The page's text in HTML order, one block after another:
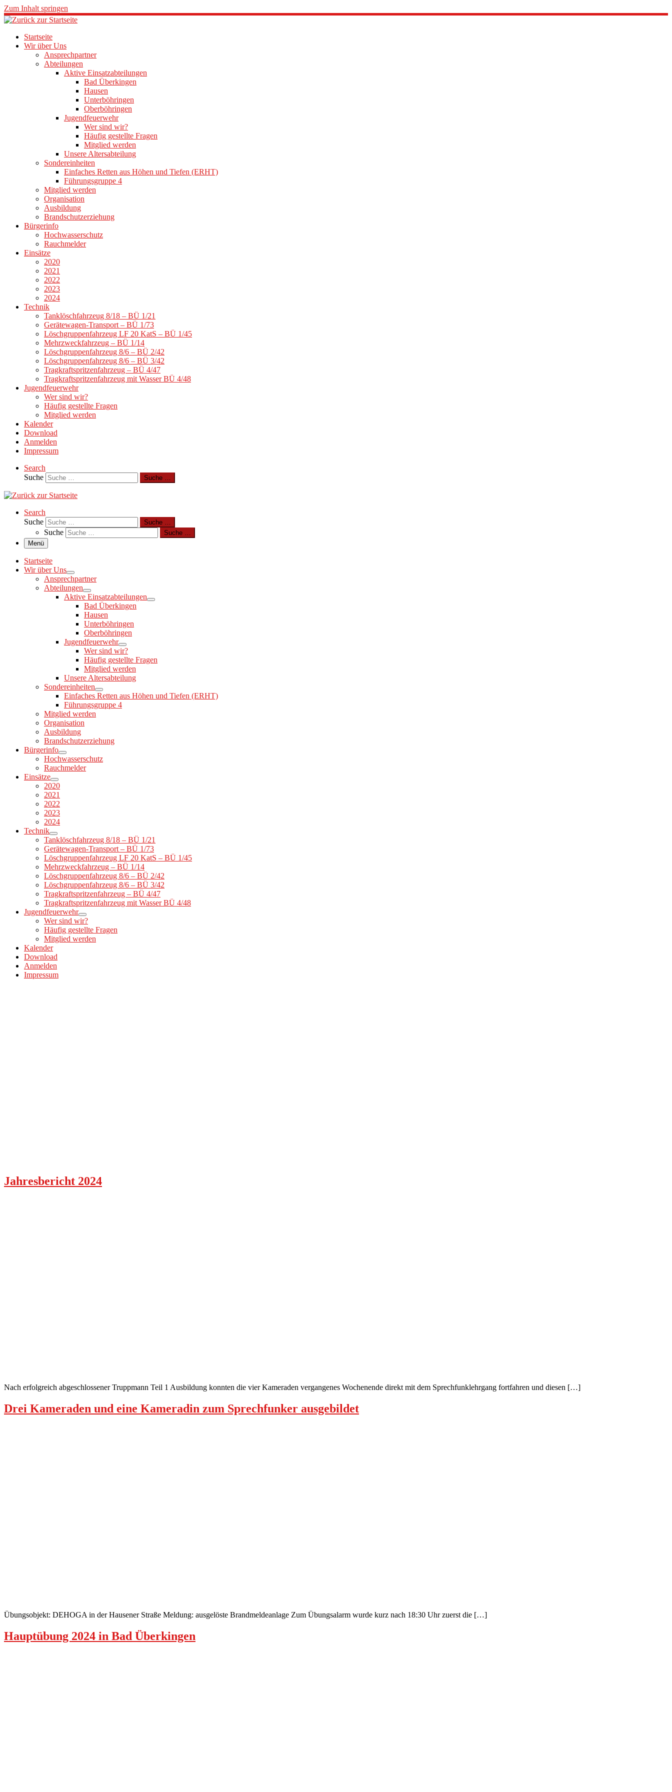
Zum Inhalt springen
Startseite
Wir über Uns
Ansprechpartner
Abteilungen
Aktive Einsatzabteilungen
Bad Überkingen
Hausen
Unterböhringen
Oberböhringen
Jugendfeuerwehr
Wer sind wir?
Häufig gestellte Fragen
Mitglied werden
Unsere Altersabteilung
Sondereinheiten
Einfaches Retten aus Höhen und Tiefen (ERHT)
Führungsgruppe 4
Mitglied werden
Organisation
Ausbildung
Brandschutzerziehung
Bürgerinfo
Hochwasserschutz
Rauchmelder
Einsätze
2020
2021
2022
2023
2024
Technik
Tanklöschfahrzeug 8/18 – BÜ 1/21
Gerätewagen-Transport – BÜ 1/73
Löschgruppenfahrzeug LF 20 KatS – BÜ 1/45
Mehrzweckfahrzeug – BÜ 1/14
Löschgruppenfahrzeug 8/6 – BÜ 2/42
Löschgruppenfahrzeug 8/6 – BÜ 3/42
Tragkraftspritzenfahrzeug – BÜ 4/47
Tragkraftspritzenfahrzeug mit Wasser BÜ 4/48
Jugendfeuerwehr
Wer sind wir?
Häufig gestellte Fragen
Mitglied werden
Kalender
Download
Anmelden
Impressum
Search
Suche
Suche …
Search
Suche
Suche …
Suche
Suche …
Menü
Startseite
Wir über Uns
Ansprechpartner
Abteilungen
Aktive Einsatzabteilungen
Bad Überkingen
Hausen
Unterböhringen
Oberböhringen
Jugendfeuerwehr
Wer sind wir?
Häufig gestellte Fragen
Mitglied werden
Unsere Altersabteilung
Sondereinheiten
Einfaches Retten aus Höhen und Tiefen (ERHT)
Führungsgruppe 4
Mitglied werden
Organisation
Ausbildung
Brandschutzerziehung
Bürgerinfo
Hochwasserschutz
Rauchmelder
Einsätze
2020
2021
2022
2023
2024
Technik
Tanklöschfahrzeug 8/18 – BÜ 1/21
Gerätewagen-Transport – BÜ 1/73
Löschgruppenfahrzeug LF 20 KatS – BÜ 1/45
Mehrzweckfahrzeug – BÜ 1/14
Löschgruppenfahrzeug 8/6 – BÜ 2/42
Löschgruppenfahrzeug 8/6 – BÜ 3/42
Tragkraftspritzenfahrzeug – BÜ 4/47
Tragkraftspritzenfahrzeug mit Wasser BÜ 4/48
Jugendfeuerwehr
Wer sind wir?
Häufig gestellte Fragen
Mitglied werden
Kalender
Download
Anmelden
Impressum
Jahresbericht 2024
Nach erfolgreich abgeschlossener Truppmann Teil 1 Ausbildung konnten die vier Kameraden vergangenes Wochenende direkt mit dem Sprechfunklehrgang fortfahren und diesen […]
Drei Kameraden und eine Kameradin zum Sprechfunker ausgebildet
Übungsobjekt: DEHOGA in der Hausener Straße Meldung: ausgelöste Brandmeldeanlage Zum Übungsalarm wurde kurz nach 18:30 Uhr zuerst die […]
Hauptübung 2024 in Bad Überkingen